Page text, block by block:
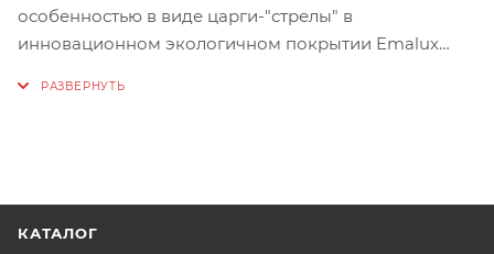
особенностью в виде царги-"стрелы" в
инновационном экологичном покрытии Emalux
эмаль, имеют высокую устойчивость к царапинам и
отпечаткам пальцев.
КАТАЛОГ